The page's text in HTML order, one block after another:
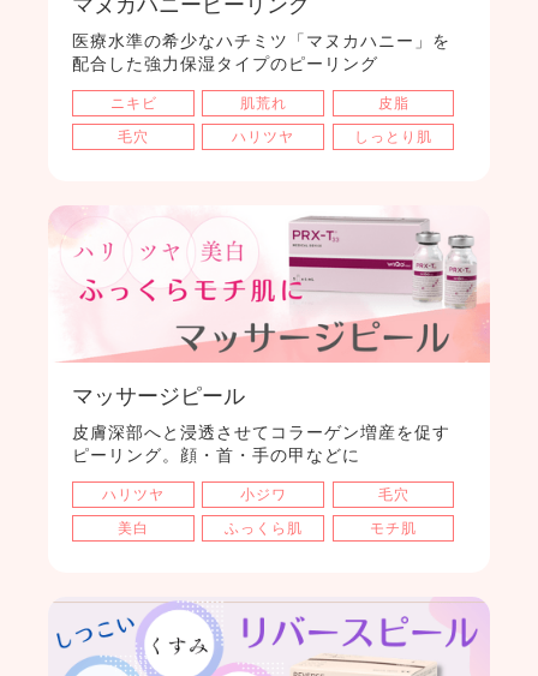
マヌカハニーピーリング
医療水準の希少なハチミツ「マヌカハニー」を
配合した強力保湿タイプのピーリング
ニキビ 肌荒れ
皮脂
毛穴
ハリツヤ しっとり肌
マッサージピール
皮膚深部へと浸透させてコラーゲン増産を促す
ピーリング。顔・首・手の甲などに
ハリツヤ 小ジワ
毛穴
美白
ふっくら肌 モチ肌